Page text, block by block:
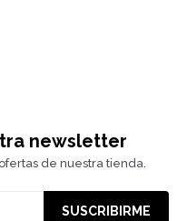
newsletter
de nuestra tienda.
SUSCRIBIRME